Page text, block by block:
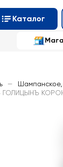
Каталог
— Шампанское,
ГОЛИЦЫНЪ